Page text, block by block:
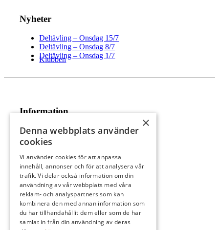
Klubben
Medlem hos oss
Nyheter
Deltävling – Onsdag 15/7
Deltävling – Onsdag 8/7
Deltävling – Onsdag 1/7
Information
Spela golf
Träna golf
Klubben
Företag
Anläggningen
Besök
Kontakta
×
Denna webbplats använder
cookies
Vi använder cookies för att anpassa
innehåll, annonser och för att analysera vår
trafik. Vi delar också information om din
användning av vår webbplats med våra
reklam- och analyspartners som kan
kombinera den med annan information som
du har tillhandahållit dem eller som de har
samlat in från din användning av deras